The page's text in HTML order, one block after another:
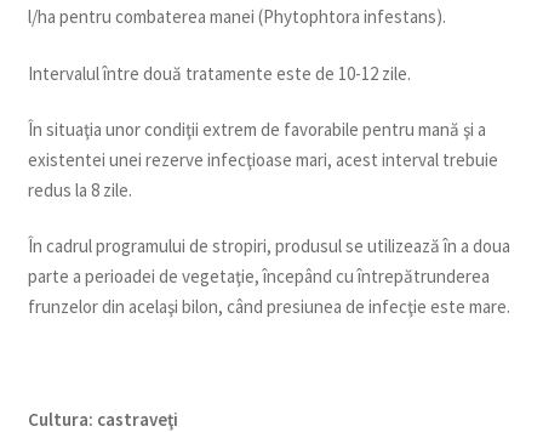
l/ha pentru combaterea manei (Phytophtora infestans).
Intervalul între două tratamente este de 10-12 zile.
În situaţia unor condiţii extrem de favorabile pentru mană şi a
existentei unei rezerve infecţioase mari, acest interval trebuie
redus la 8 zile.
În cadrul programului de stropiri, produsul se utilizează în a doua
parte a perioadei de vegetaţie, începând cu întrepătrunderea
frunzelor din acelaşi bilon, când presiunea de infecţie este mare.
Cultura: castraveţi